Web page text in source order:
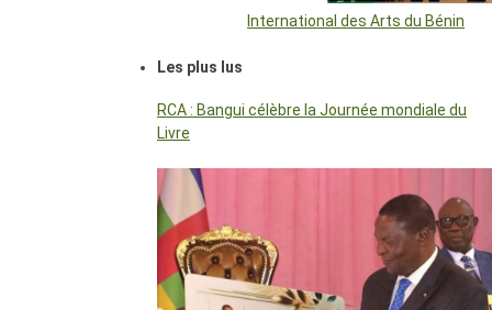
International des Arts du Bénin
Les plus lus
RCA : Bangui célèbre la Journée mondiale du
Livre